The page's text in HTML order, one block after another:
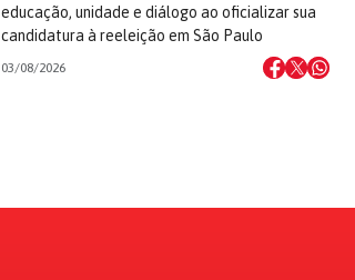
educação, unidade e diálogo ao oficializar sua
candidatura à reeleição em São Paulo
03/08/2026